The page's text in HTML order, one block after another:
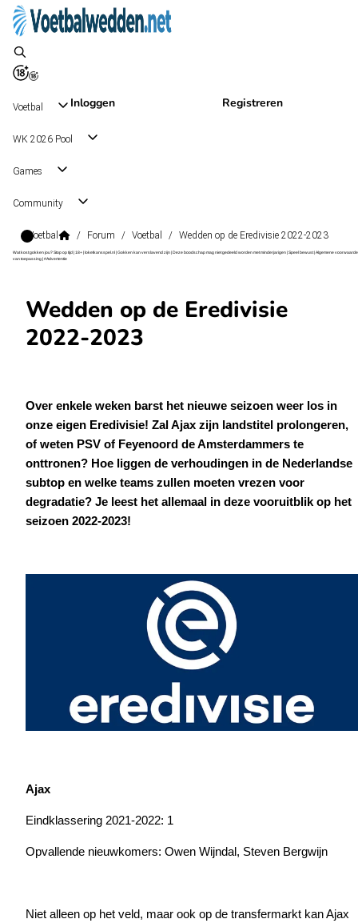
Inloggen Registreren
Voetbal
WK 2026 Pool
Games
Community
Voetbal / Forum / Voetbal / Wedden op de Eredivisie 2022-2023
Wat kost gokken jou? Stop op tijd | 18+ | loketkansspel.nl | Gokken kan verslavend zijn | Deze boodschap mag niet gedeeld worden met minderjarigen | Speel bewust | Algemene
van toepassing | #Advertentie
Wedden op de Eredivisie
2022-2023
Over enkele weken barst het nieuwe seizoen weer los in
onze eigen Eredivisie! Zal Ajax zijn landstitel prolongeren,
of weten PSV of Feyenoord de Amsterdammers te
onttronen? Hoe liggen de verhoudingen in de Nederlandse
subtop en welke teams zullen moeten vrezen voor
degradatie? Je leest het allemaal in deze vooruitblik op het
seizoen 2022-2023!
Ajax
Eindklassering 2021-2022: 1
Opvallende nieuwkomers: Owen Wijndal, Steven Bergwijn
Niet alleen op het veld, maar ook op de transfermarkt kan Ajax